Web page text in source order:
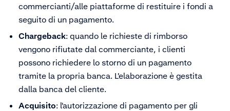
commercianti/alle piattaforme di restituire i fondi a
seguito di un pagamento.
Chargeback: quando le richieste di rimborso
vengono rifiutate dal commerciante, i clienti
possono richiedere lo storno di un pagamento
tramite la propria banca. L'elaborazione è gestita
dalla banca del cliente.
Acquisito: l'autorizzazione di pagamento per gli